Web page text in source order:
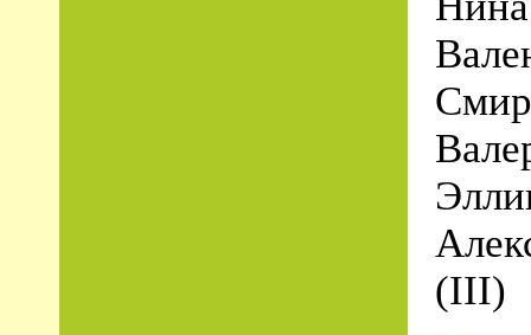
(III)